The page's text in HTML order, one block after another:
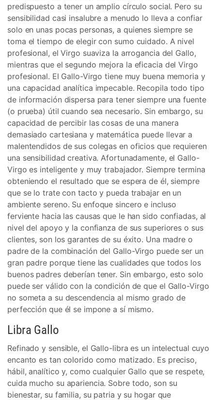
predispuesto a tener un amplio círculo social. Pero su
sensibilidad casi insalubre a menudo lo lleva a confiar
solo en unas pocas personas, a quienes siempre se
toma el tiempo de elegir con sumo cuidado. A nivel
profesional, el Virgo suaviza la arrogancia del Gallo,
mientras que el segundo mejora la eficacia del Virgo
profesional. El Gallo-Virgo tiene muy buena memoria y
una capacidad analítica impecable. Recopila todo tipo
de información dispersa para tener siempre una fuente
(o prueba) útil cuando sea necesario. Sin embargo, su
capacidad de percibir las cosas de una manera
demasiado cartesiana y matemática puede llevar a
malentendidos de sus colegas en oficios que requieren
una sensibilidad creativa. Afortunadamente, el Gallo-
Virgo es inteligente y muy trabajador. Siempre termina
obteniendo el resultado que se espera de él, siempre
que se lo trate con tacto y pueda trabajar en un
ambiente sereno. Su enfoque sincero e incluso
ferviente hacia las causas que le han sido confiadas, al
nivel del apoyo y la confianza de sus superiores o sus
clientes, son los garantes de su éxito. Una madre o
padre de la combinación del Gallo-Virgo puede ser un
gran padre porque tiene las cualidades que todos los
buenos padres deberían tener. Sin embargo, esto solo
puede ser válido con la condición de que el Gallo-Virgo
no someta a su descendencia al mismo grado de
perfección que él se impone a sí mismo.
Libra Gallo
Refinado y sensible, el Gallo-libra es un intelectual cuyo
encanto es tan colorido como matizado. Es preciso,
hábil, analítico y, como cualquier Gallo que se respete,
cuida mucho su apariencia. Sobre todo, son su
bienestar, su familia, su patria y su hogar que